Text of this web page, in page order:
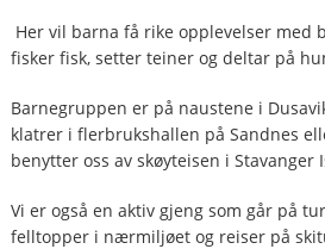
Her vil barna få rike opplevelser med
fisker fisk, setter teiner og deltar på
Barnegruppen er på naustene i
klatrer i flerbrukshallen på Sandnes
benytter oss av skøyteisen i Stavanger
Vi er også en aktiv gjeng som går på
felltopper i nærmiljøet og reiser på